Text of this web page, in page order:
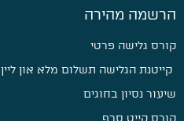
הרשמה מהירה
קורס גלישה פרטי
קייטנת הגלישה תשלום מלא און ליין
שיעור נסיון בחוגים
קורס קייט סרף